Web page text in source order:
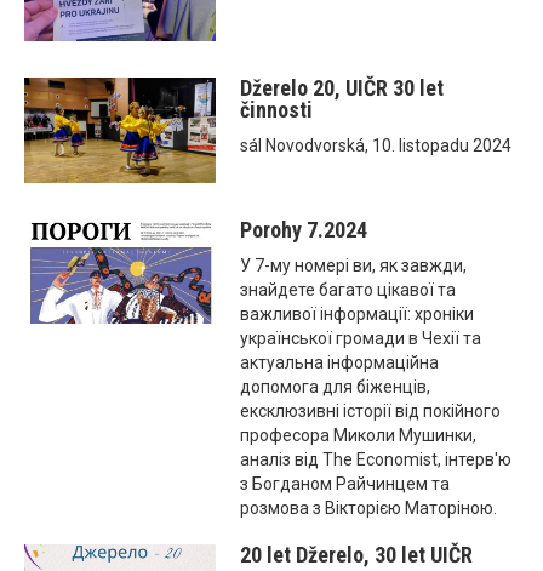
Džerelo 20, UIČR 30 let
činnosti
sál Novodvorská, 10. listopadu 2024
Porohy 7.2024
У 7-му номері ви, як завжди,
знайдете багато цікавої та
важливої інформації: хроніки
української громади в Чехії та
актуальна інформаційна
допомога для біженців,
ексклюзивні історії від покійного
професора Миколи Мушинки,
аналіз від The Economist, інтерв'ю
з Богданом Райчинцем та
розмова з Вікторією Маторіною.
20 let Džerelo, 30 let UIČR